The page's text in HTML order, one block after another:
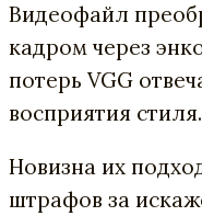
Видеофайл
кадром через
потерь VGG
восприятия стиля.
Новизна их
штрафов за